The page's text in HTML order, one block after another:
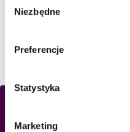
polityce cookies
zgody
Niezbędne
Preferencje
Statystyka
Marketing